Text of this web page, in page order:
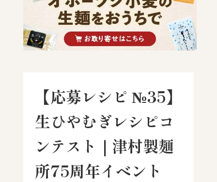
【応募レシピ №35】
生ひやむぎレシピコ
ンテスト｜津村製麺
所75周年イベント